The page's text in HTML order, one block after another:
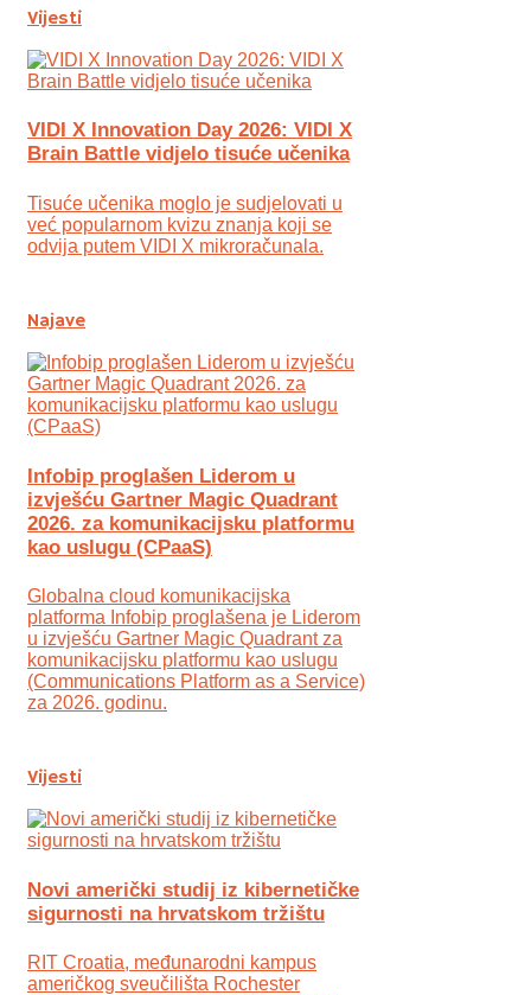
Vijesti
VIDI X Innovation Day 2026: VIDI X
Brain Battle vidjelo tisuće učenika
Tisuće učenika moglo je sudjelovati u
već popularnom kvizu znanja koji se
odvija putem VIDI X mikroračunala.
Najave
Infobip proglašen Liderom u
izvješću Gartner Magic Quadrant
2026. za komunikacijsku platformu
kao uslugu (CPaaS)
Globalna cloud komunikacijska
platforma Infobip proglašena je Liderom
u izvješću Gartner Magic Quadrant za
komunikacijsku platformu kao uslugu
(Communications Platform as a Service)
za 2026. godinu.
Vijesti
Novi američki studij iz kibernetičke
sigurnosti na hrvatskom tržištu
RIT Croatia, međunarodni kampus
američkog sveučilišta Rochester